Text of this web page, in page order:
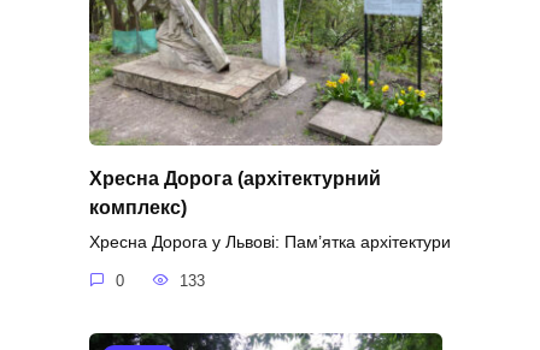
Хресна Дорога (архітектурний
комплекс)
Хресна Дорога у Львові: Пам’ятка архітектури
0 133